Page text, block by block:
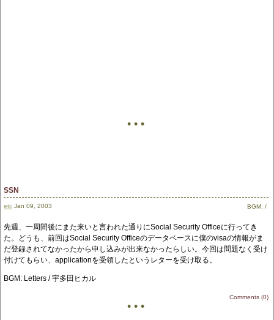
• • •
SSN
etc Jan 09, 2003 BGM: /
先週、一周間後にまた来いと言われた通りにSocial Security Officeに行ってき
た。どうも、前回はSocial Security Officeのデータベースに僕のvisaの情報がま
だ登録されてなかったから申し込みが出来なかったらしい。今回は問題なく受け
付けてもらい、applicationを受領したというレターを受け取る。
BGM: Letters / 宇多田ヒカル
Comments (0)
• • •